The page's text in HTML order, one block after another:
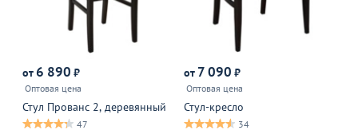
от 6 890 ₽
Оптовая цена
Стул Прованс 2, деревянный
47
от 7 090 ₽
Оптовая цена
Стул-кресло
34